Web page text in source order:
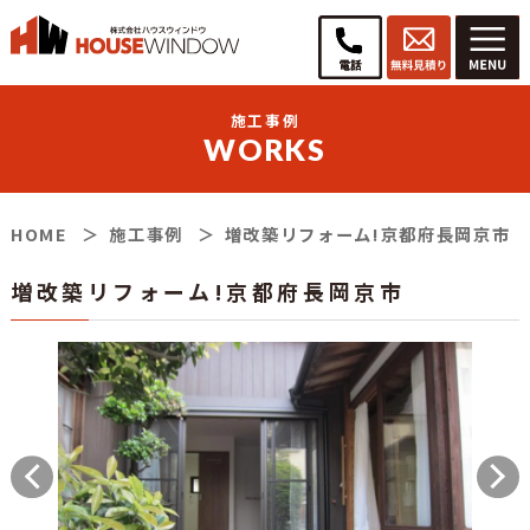
施工事例
WORKS
HOME 施工事例 増改築リフォーム!京都府長岡京市
増改築リフォーム!京都府長岡京市